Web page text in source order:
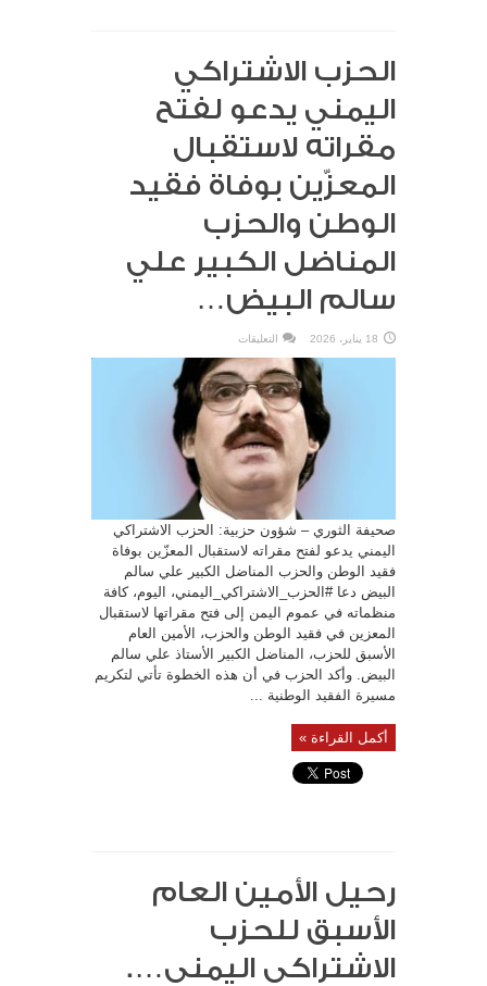
الحزب الاشتراكي
اليمني يدعو لفتح
مقراته لاستقبال
المعزّين بوفاة فقيد
الوطن والحزب
المناضل الكبير علي
سالم البيض…
18 يناير، 2026 التعليقات
الاشتراكي
اليمني
يدعو
لفتح
مقراته
لاستقبال
المعزّين
بوفاة
فقيد
الوطن
والحزب
المناضل
الكبير
علي
سالم
البيض…
مغلقة
صحيفة الثوري – شؤون حزبية: الحزب الاشتراكي
اليمني يدعو لفتح مقراته لاستقبال المعزّين بوفاة
فقيد الوطن والحزب المناضل الكبير علي سالم
البيض دعا #الحزب_الاشتراكي_اليمني، اليوم، كافة
منظماته في عموم اليمن إلى فتح مقراتها لاستقبال
المعزين في فقيد الوطن والحزب، الأمين العام
الأسبق للحزب، المناضل الكبير الأستاذ علي سالم
البيض. وأكد الحزب في أن هذه الخطوة تأتي لتكريم
مسيرة الفقيد الوطنية ...
أكمل القراءة »
رحيل الأمين العام
الأسبق للحزب
الاشتراكي اليمني….